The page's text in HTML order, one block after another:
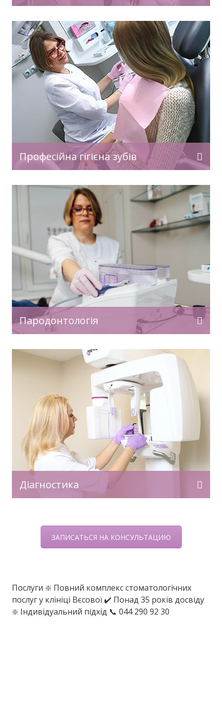
Професійна гігієна зубів
Пародонтологія
Діагностика
ЗАПИСАТЬСЯ НА КОНСУЛЬТАЦИЮ
Послуги ❇️ Повний комплекс стоматологічних
послуг у клініці Вєсової ✔️ Понад 35 років досвіду
❇️ Індивідуальний підхід 📞 044 290 92 30